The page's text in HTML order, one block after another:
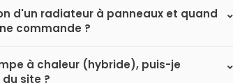
d'un radiateur à panneaux et quand
commande ?
à chaleur (hybride), puis-je
site ?